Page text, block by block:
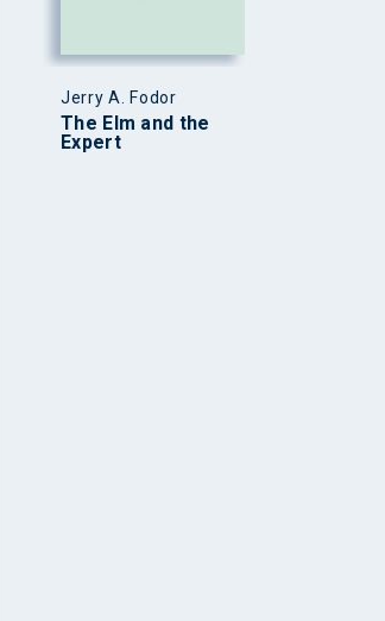
Jerry A. Fodor
The Elm and the
Expert